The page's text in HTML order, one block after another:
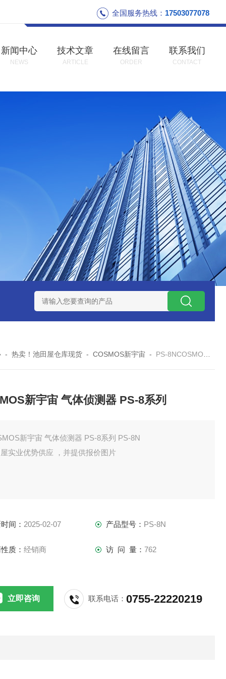
全国服务热线： 17503077078
新闻中心
NEWS
技术文章
ARTICLE
在线留言
ORDER
联系我们
CONTACT
锆陶瓷研磨球 AGB-K-0.4-C01-Q69全新！！TORAY东丽
-热卖！池田屋仓库现货 -COSMOS新宇宙 - PS-8NCOSMOS新宇宙 气体侦测器 PS-8系列
新宇宙 气体侦测器 PS-8系列
新宇宙 气体侦测器 PS-8系列 PS-8N
实业优势供应 ，并提供报价图片
间： 2025-02-07 产品型号： PS-8N
质：经销商 访 问 量： 762
立即咨询 联系电话：0755-22220219